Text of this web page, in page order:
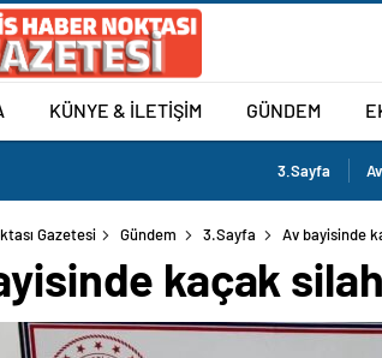
KÜNYE & İLETİŞİM GÜNDEM
3.Sayfa
Gazetesi Gündem 3.Sayfa Av bayisinde
kaçak